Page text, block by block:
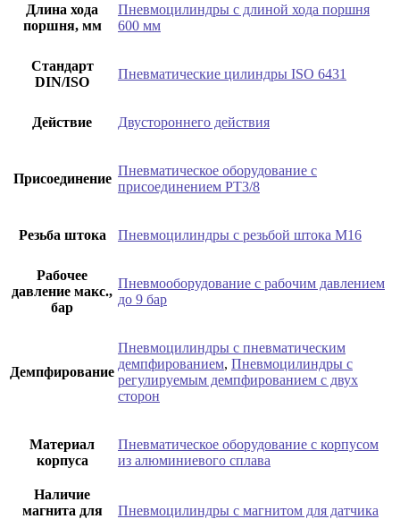
Длина хода
поршня, мм
Пневмоцилиндры с длиной хода поршня
600 мм
Стандарт
DIN/ISO
Пневматические цилиндры ISO 6431
Действие Двустороннего действия
Присоединение
Пневматическое оборудование с
присоединением РТ3/8
Резьба штока Пневмоцилиндры с резьбой штока М16
Рабочее
давление макс.,
бар
Пневмооборудование с рабочим давлением
до 9 бар
Демпфирование
Пневмоцилиндры с пневматическим
демпфированием, Пневмоцилиндры с
регулируемым демпфированием с двух
сторон
Материал
корпуса
Пневматическое оборудование с корпусом
из алюминиевого сплава
Наличие
магнита для
Пневмоцилиндры с магнитом для датчика